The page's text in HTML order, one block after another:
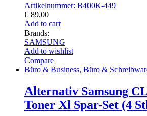
Artikelnummer: B400K-449
€ 89,00
Add to cart
Brands:
SAMSUNG
Add to wishlist
Compare
Büro & Business, Büro &
Alternativ Samsung
Toner Xl Spar-Set (4